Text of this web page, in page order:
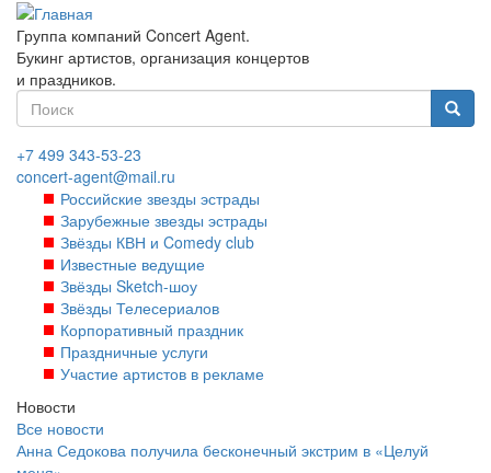
Перейти
основному
содержанию
Группа компаний Concert Agent.
Букинг артистов, организация концертов
и праздников.
Форма
поиска
+7 499 343-53-23
concert-agent@mail.ru
Российские звезды эстрады
Зарубежные звезды эстрады
Звёзды КВН и Comedy club
Известные ведущие
Звёзды Sketch-шоу
Звёзды Телесериалов
Корпоративный праздник
Праздничные услуги
Участие артистов в рекламе
Новости
Все новости
Анна Седокова получила бесконечный экстрим в «Целуй